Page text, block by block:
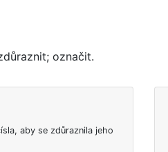
označit.
aby se zdůraznila jeho